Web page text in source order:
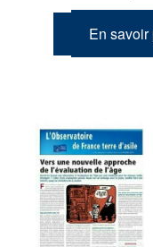
En savoir